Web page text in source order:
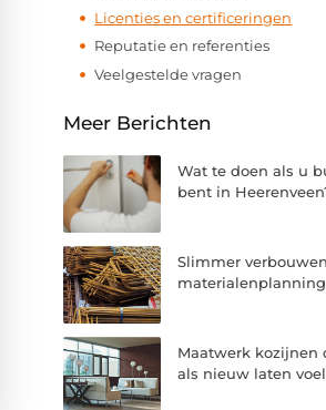
Licenties en certificeringen
Reputatie en referenties
Veelgestelde vragen
Meer Berichten
Wat te doen als u
bent in
Slimmer
materialenplanning
Maatwerk kozijnen
als nieuw laten